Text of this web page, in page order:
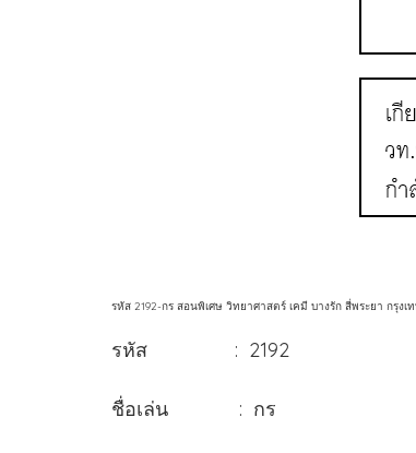
รหัส 2192-กร สอนพิเศษ วิทยาศาสตร์ เคมี บางรัก สี่พระยา กรุงเ
รหัส : 2192
ชื่อเล่น : กร